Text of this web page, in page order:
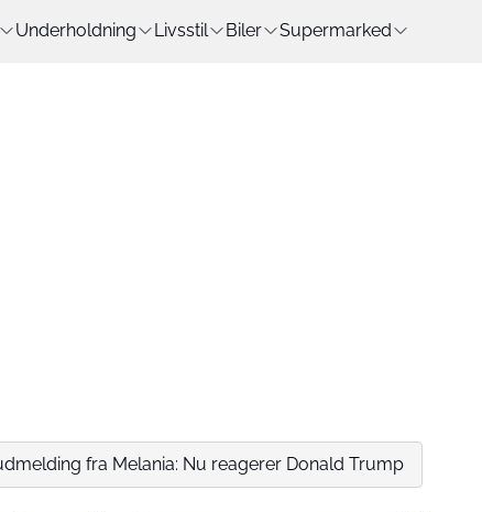
Underholdning Livsstil Biler Supermarked
fra Melania: Nu reagerer Donald Trump